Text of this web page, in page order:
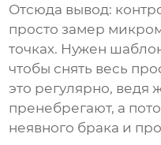
Отсюда вывод:
просто замер
точках. Нужен
чтобы снять весь
это регулярно, ведя
пренебрегают, а
неявного брака и